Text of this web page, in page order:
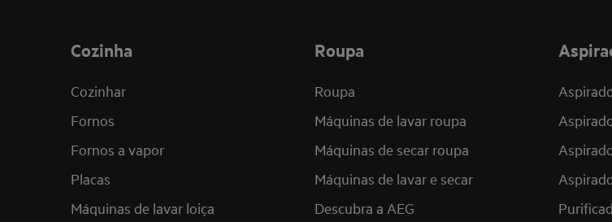
Cozinha
Cozinhar
Fornos
Fornos a vapor
Placas
Máquinas de lavar loiça
Roupa
Roupa
Máquinas de lavar roupa
Máquinas de secar roupa
Máquinas de lavar e secar
Descubra a AEG